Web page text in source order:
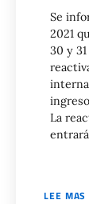
Se
2021
30 y
La
LEE MAS